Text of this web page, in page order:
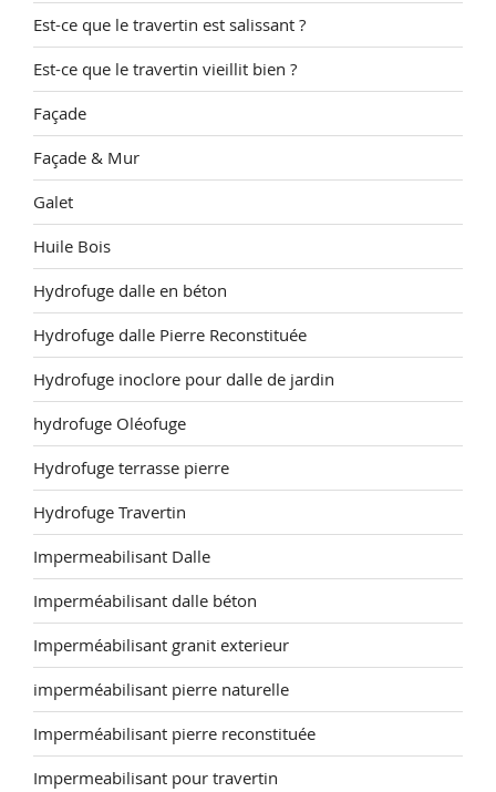
Est-ce que le travertin est salissant ?
Est-ce que le travertin vieillit bien ?
Façade
Façade & Mur
Galet
Huile Bois
Hydrofuge dalle en béton
Hydrofuge dalle Pierre Reconstituée
Hydrofuge inoclore pour dalle de jardin
hydrofuge Oléofuge
Hydrofuge terrasse pierre
Hydrofuge Travertin
Impermeabilisant Dalle
Imperméabilisant dalle béton
Imperméabilisant granit exterieur
imperméabilisant pierre naturelle
Imperméabilisant pierre reconstituée
Impermeabilisant pour travertin